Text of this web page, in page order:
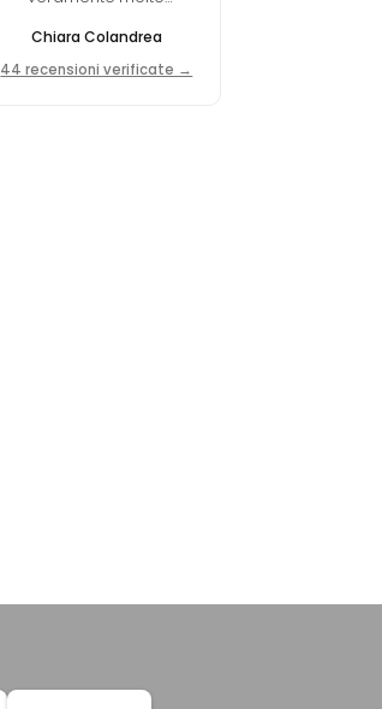
fatta.
Chiara Colandrea
44 recensioni verificate →